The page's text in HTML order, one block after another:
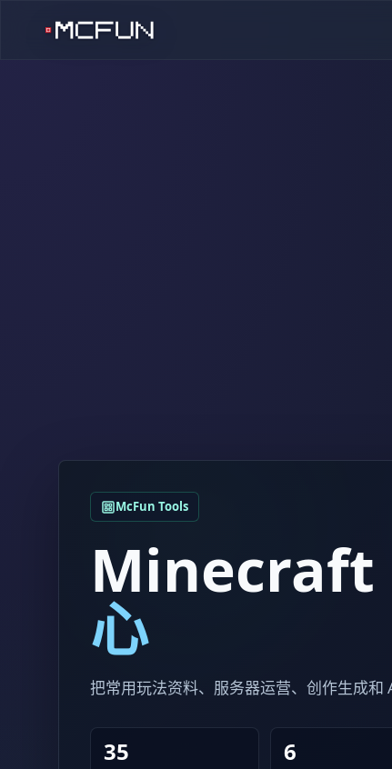
McFun Tools
Minecraft
心
把常用玩法资料、服务器运营、创作生成和
35 6